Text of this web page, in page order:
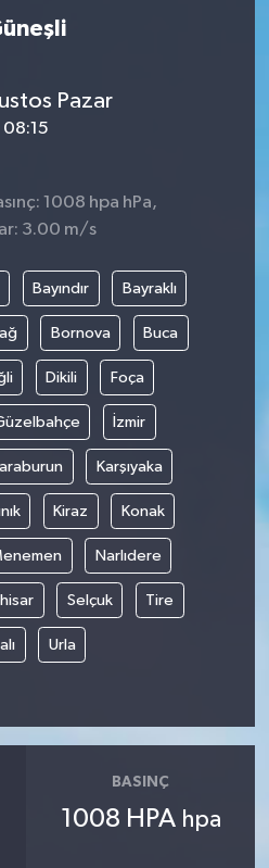
Pazar
08:15
1008 hpa hPa,
3.00 m/s
Bayındır Bayraklı
Bornova Buca
Dikili Foça
İzmir
Karşıyaka
Kiraz Konak
Narlıdere
Selçuk Tire
Urla
BASINÇ
1008 HPA hpa